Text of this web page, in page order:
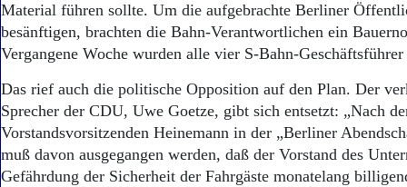
Material führen sollte. Um die aufgebrachte Berliner
besänftigen, brachten die Bahn-Verantwortlichen ein
Vergangene Woche wurden alle vier S-Bahn-
Das rief auch die politische Opposition auf den Plan. Der
Sprecher der CDU, Uwe Goetze, gibt sich entsetzt: „Nach
Vorstandsvorsitzenden Heinemann in der „Berliner
muß davon ausgegangen werden, daß der Vorstand des
Gefährdung der Sicherheit der Fahrgäste monatelang